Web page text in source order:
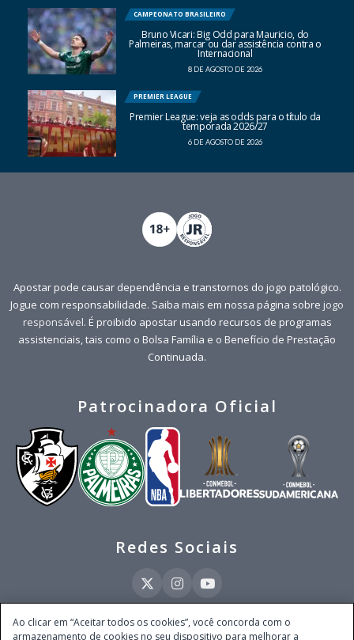
CAMPEONATO BRASILEIRO
Bruno Vicari: Big Odd para Mauricio, do
Palmeiras, marcar ou dar assistência contra o
Internacional
8 DE AGOSTO DE 2026
PREMIER LEAGUE
Premier League: veja as odds para o título da
temporada 2026/27
6 DE AGOSTO DE 2026
Apostar pode causar dependência e transtornos do jogo patológico.
Jogue com responsabilidade. Saiba mais em nossa página sobre jogo
responsável. É proibido apostar usando recursos de programas
assistenciais, tais como o Bolsa Família e o Benefício de Prestação
Continuada.
Patrocinadora Oficial
Redes Sociais
Este site é operado pela Ventmear Brasil LTDA (CNPJ 52.868.380/0001-84), com
Ao clicar em “Aceitar todos os cookies”, você concorda com o
armazenamento de cookies no seu dispositivo para melhorar a